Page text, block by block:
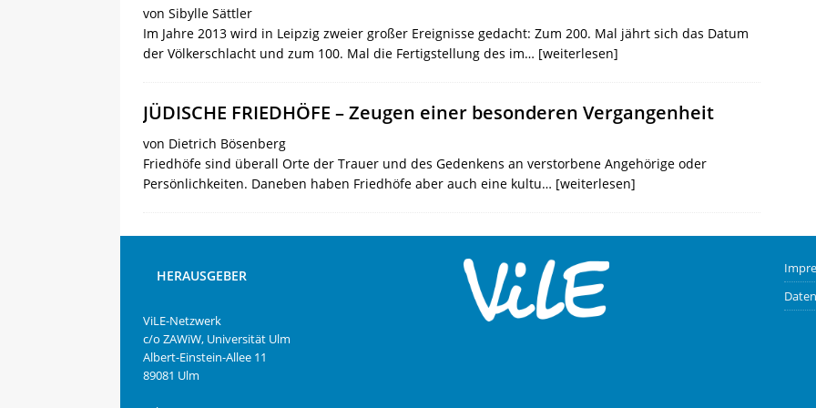
von Sibylle Sättler
Im Jahre 2013 wird in Leipzig zweier großer Ereignisse gedacht: Zum 200. Mal jährt sich das Datum
der Völkerschlacht und zum 100. Mal die Fertigstellung des im… [weiterlesen]
JÜDISCHE FRIEDHÖFE – Zeugen einer besonderen Vergangenheit
von Dietrich Bösenberg
Friedhöfe sind überall Orte der Trauer und des Gedenkens an verstorbene Angehörige oder
Persönlichkeiten. Daneben haben Friedhöfe aber auch eine kultu… [weiterlesen]
HERAUSGEBER
ViLE-Netzwerk
c/o ZAWiW, Universität Ulm
Albert-Einstein-Allee 11
89081 Ulm